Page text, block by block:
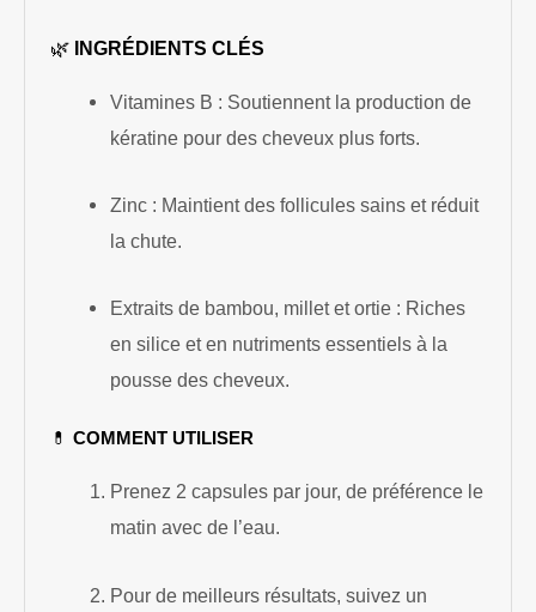
🌿 INGRÉDIENTS CLÉS
Vitamines B : Soutiennent la production de
kératine pour des cheveux plus forts.
Zinc : Maintient des follicules sains et réduit
la chute.
Extraits de bambou, millet et ortie : Riches
en silice et en nutriments essentiels à la
pousse des cheveux.
💊COMMENT UTILISER
Prenez 2 capsules par jour, de préférence le
matin avec de l’eau.
Pour de meilleurs résultats, suivez un